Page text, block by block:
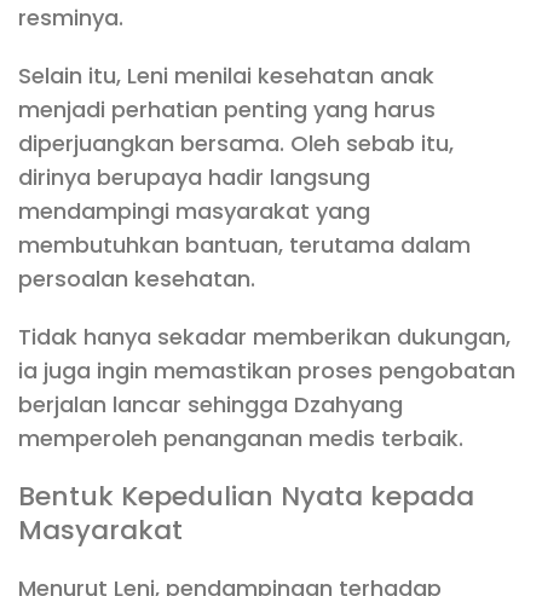
resminya.
Selain itu, Leni menilai kesehatan anak
menjadi perhatian penting yang harus
diperjuangkan bersama. Oleh sebab itu,
dirinya berupaya hadir langsung
mendampingi masyarakat yang
membutuhkan bantuan, terutama dalam
persoalan kesehatan.
Tidak hanya sekadar memberikan dukungan,
ia juga ingin memastikan proses pengobatan
berjalan lancar sehingga Dzahyang
memperoleh penanganan medis terbaik.
Bentuk Kepedulian Nyata kepada
Masyarakat
Menurut Leni, pendampingan terhadap